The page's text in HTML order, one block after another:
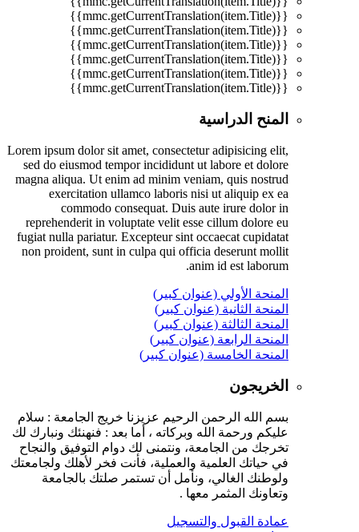
{{mmc.getCurrentTranslation(item.Title)}}
{{mmc.getCurrentTranslation(item.Title)}}
{{mmc.getCurrentTranslation(item.Title)}}
{{mmc.getCurrentTranslation(item.Title)}}
{{mmc.getCurrentTranslation(item.Title)}}
{{mmc.getCurrentTranslation(item.Title)}}
المنح الدراسية
Lorem ipsum dolor sit amet, consectetur adipisicing elit,
sed do eiusmod tempor incididunt ut labore et dolore
magna aliqua. Ut enim ad minim veniam, quis nostrud
exercitation ullamco laboris nisi ut aliquip ex ea
commodo consequat. Duis aute irure dolor in
reprehenderit in voluptate velit esse cillum dolore eu
fugiat nulla pariatur. Excepteur sint occaecat cupidatat
non proident, sunt in culpa qui officia deserunt mollit
anim id est laborum.
المنحة الأولي (عنوان كبير)
المنحة الثانية (عنوان كبير)
المنحة الثالثة (عنوان كبير)
المنحة الرابعة (عنوان كبير)
المنحة الخامسة (عنوان كبير)
الخريجون
بسم الله الرحمن الرحيم عزيزنا خريج الجامعة : سلام
عليكم ورحمة الله وبركاته ، أما بعد : فنهنئك ونبارك لك
تخرجك من الجامعة، ونتمنى لك دوام التوفيق والنجاح
في حياتك العلمية والعملية، فأنت فخر لأهلك ولجامعتك
ولوطنك الغالي، ونأمل أن تستمر صلتك بالجامعة
وتعاونك المثمر معها .
عمادة القبول والتسجيل